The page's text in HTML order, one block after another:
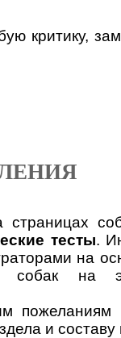
критику,
страницах
тесты.
на
собак на
пожеланиям
и составу